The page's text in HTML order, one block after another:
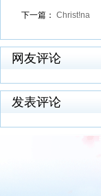
下一篇： Christ!na
网友评论
发表评论